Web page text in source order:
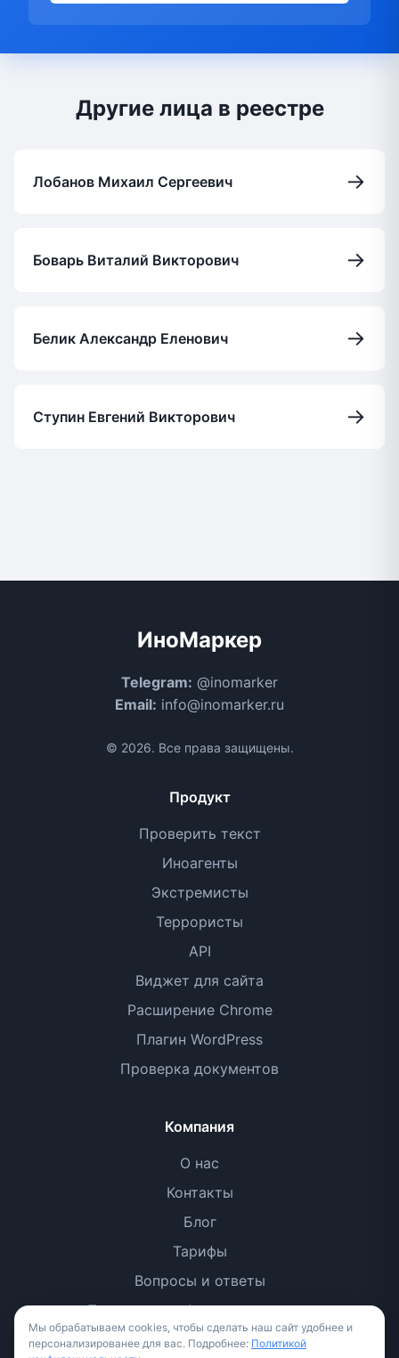
Другие лица в реестре
Лобанов Михаил Сергеевич →
Боварь Виталий Викторович →
Белик Александр Еленович →
Ступин Евгений Викторович →
ИноМаркер
Telegram: @inomarker
Email: info@inomarker.ru
© 2026. Все права защищены.
Продукт
Проверить текст
Иноагенты
Экстремисты
Террористы
API
Виджет для сайта
Расширение Chrome
Плагин WordPress
Проверка документов
Компания
О нас
Контакты
Блог
Тарифы
Вопросы и ответы
Политика конфиденциальности
Условия использования
Мы обрабатываем cookies, чтобы сделать наш сайт удобнее и
персонализированее для вас. Подробнее: Политикой